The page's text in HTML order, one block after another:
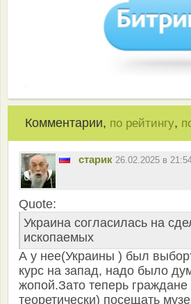
Комментарии, по рейтингу,
старик 26.02.2025 в
Quote:
Украина согласилась на
ископаемых
А у нее(Украины ) был
курс на запад, надо было
жопой.Зато теперь граждане
теоретически) посещать